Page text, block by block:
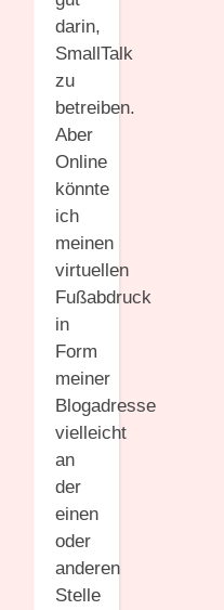
darin,
SmallTalk
zu
betreiben.
Aber
Online
könnte
ich
meinen
virtuellen
Fußabdruck
in
Form
meiner
Blogadresse
vielleicht
an
der
einen
oder
anderen
Stelle